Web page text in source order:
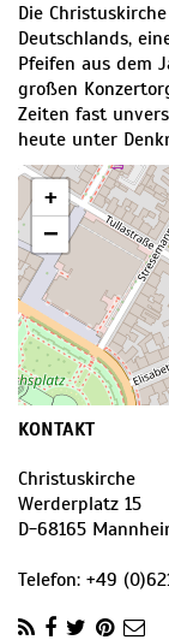
Die
Deutschlands,
Pfeifen aus dem
großen
Zeiten fast
heute unter
+
−
KONTAKT
Christuskirche
Werderplatz 15
D-68165
Telefon: +49